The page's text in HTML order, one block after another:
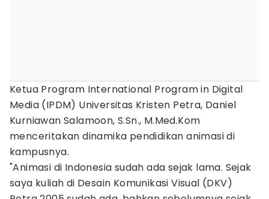
Ketua Program International Program in Digital
Media (IPDM) Universitas Kristen Petra, Daniel
Kurniawan Salamoon, S.Sn., M.Med.Kom
menceritakan dinamika pendidikan animasi di
kampusnya.
"Animasi di Indonesia sudah ada sejak lama. Sejak
saya kuliah di Desain Komunikasi Visual (DKV)